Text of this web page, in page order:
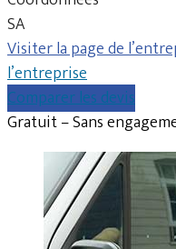
SA
Visiter la page de
l’entreprise
Comparer les devis
Gratuit – Sans